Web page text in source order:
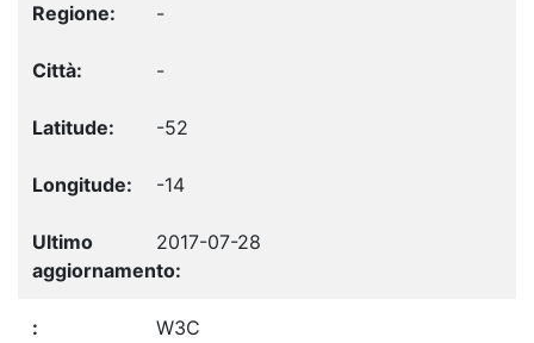
-
-
-52
-14
2017-07-28
W3C